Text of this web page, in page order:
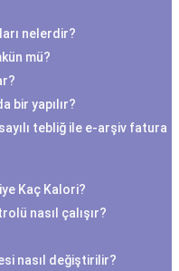
nelerdir?
mü?
bir yapılır?
tebliğ ile e-arşiv fatura
Kaç Kalori?
nasıl çalışır?
nasıl değiştirilir?